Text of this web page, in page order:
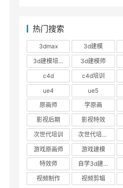
热门搜索
3dmax 3d建模
3d建模培训班
3d建模师
c4d
c4d培训
ue4
ue5
原画师
学原画
影视后期
影视特效
次世代培训
次世代培训机构
游戏原画师
游戏建模
特效师
自学3d建模
视频制作
视频剪辑